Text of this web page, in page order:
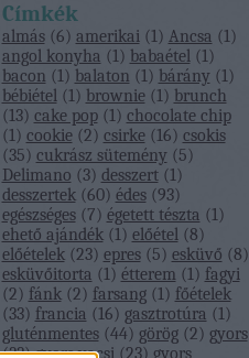
Címkék
almás (6) amerikai (1) Ancsa (1)
angol konyha (1) babaétel (1)
bacon (1) balaton (1) bárány (1)
bébiétel (1) brownie (1) brunch
(13) cake pop (1) chocolate chip
(1) cookie (2) csirke (16) csokis
(35) cukrász sütemény (5)
Delimano (3) desszert (1)
desszertek (60) édes (93)
egészséges (7) égetett tészta (1)
ehető ajándék (1) előétel (8)
előételek (23) epres (5) esküvő (8)
esküvőitorta (1) étterem (1) fagyi
(2) fánk (2) farsang (1) főételek
(33) francia (16) gasztrotúra (1)
gluténmentes (44) görög (2) gyors
(33) gyors vacsi (23) gyors